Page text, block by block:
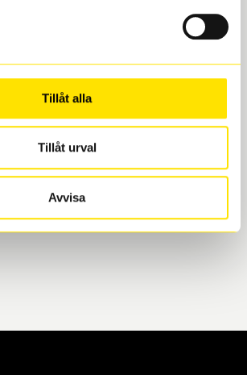
Tillåt alla
Tillåt urval
Avvisa
hos Däckspecialen
dina nya däck eller fälgar hos oss
till någon av våra däckverkstäder i
Hisingen (Bäckebol) eller
anger du datum och tid för
alla krav för en säker körning.